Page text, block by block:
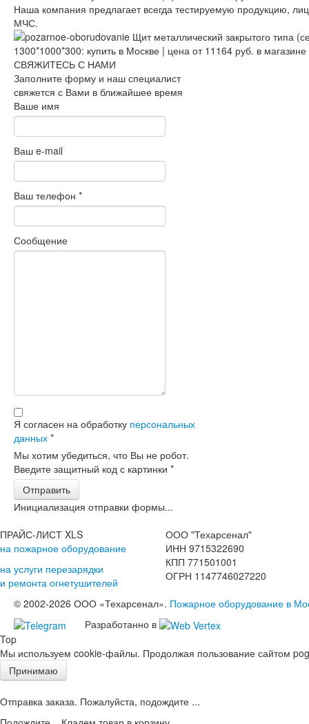
Наша компания предлагает всегда тестируемую продукцию,
МЧС.
СВЯЖИТЕСЬ С НАМИ
Заполните форму и наш специалист
свяжется с Вами в ближайшее время
Ваше имя
Ваш e-mail
Ваш телефон *
Сообщение
Я согласен на обработку персональных
данных *
Мы хотим убедиться, что Вы не робот.
Введите защитный код с картинки *
Отправить
Инициализация отправки формы...
ПРАЙС-ЛИСТ XLS
на пожарное оборудование
на услуги перезарядки
и ремонта огнетушителей
ООО "Техарсенал"
ИНН 9715322690
КПП 771501001
ОГРН 1147746027220
© 2002-2026 ООО «Техарсенал». Пожарное оборудование в
Разработанно в
Top
Мы используем cookie-файлы. Продолжая пользование сайтом
Принимаю
Отправка заказа. Пожалуйста, подождите ...